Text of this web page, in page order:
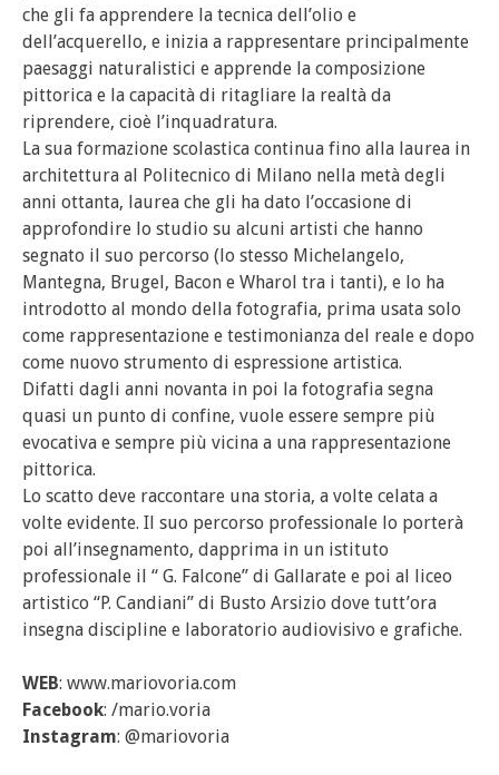
che gli fa apprendere la tecnica dell’olio e
dell’acquerello, e inizia a rappresentare principalmente
paesaggi naturalistici e apprende la composizione
pittorica e la capacità di ritagliare la realtà da
riprendere, cioè l’inquadratura.
La sua formazione scolastica continua fino alla laurea in
architettura al Politecnico di Milano nella metà degli
anni ottanta, laurea che gli ha dato l’occasione di
approfondire lo studio su alcuni artisti che hanno
segnato il suo percorso (lo stesso Michelangelo,
Mantegna, Brugel, Bacon e Wharol tra i tanti), e lo ha
introdotto al mondo della fotografia, prima usata solo
come rappresentazione e testimonianza del reale e dopo
come nuovo strumento di espressione artistica.
Difatti dagli anni novanta in poi la fotografia segna
quasi un punto di confine, vuole essere sempre più
evocativa e sempre più vicina a una rappresentazione
pittorica.
Lo scatto deve raccontare una storia, a volte celata a
volte evidente. Il suo percorso professionale lo porterà
poi all’insegnamento, dapprima in un istituto
professionale il “ G. Falcone” di Gallarate e poi al liceo
artistico “P. Candiani” di Busto Arsizio dove tutt’ora
insegna discipline e laboratorio audiovisivo e grafiche.
WEB: www.mariovoria.com
Facebook: /mario.voria
Instagram: @mariovoria